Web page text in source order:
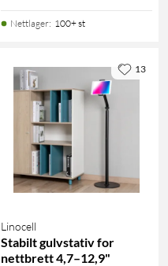
Nettlager: 100+ st
Linocell
Stabilt gulvstativ for
nettbrett 4,7–12,9"
13